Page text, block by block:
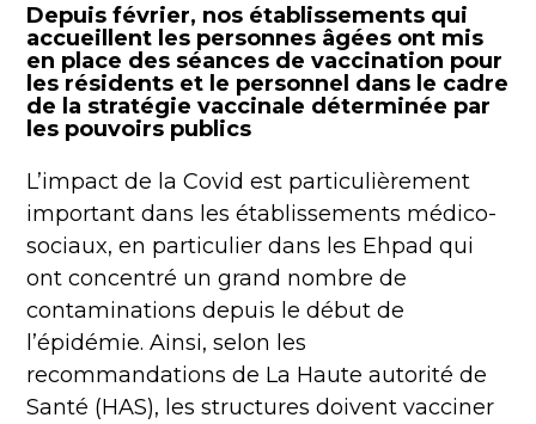
Depuis février, nos établissements qui
accueillent les personnes âgées ont mis
en place des séances de vaccination pour
les résidents et le personnel dans le cadre
de la stratégie vaccinale déterminée par
les pouvoirs publics
L’impact de la Covid est particulièrement
important dans les établissements médico-
sociaux, en particulier dans les Ehpad qui
ont concentré un grand nombre de
contaminations depuis le début de
l’épidémie. Ainsi, selon les
recommandations de La Haute autorité de
Santé (HAS), les structures doivent vacciner